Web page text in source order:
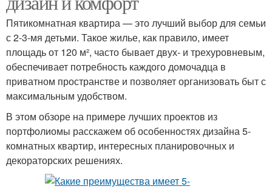
Пятикомнатная квартира — это лучший выбор для семьи
с 2-3-мя детьми. Такое жилье, как правило, имеет
площадь от 120 м², часто бывает двух- и трехуровневым,
обеспечивает потребность каждого домочадца в
приватном пространстве и позволяет организовать быт с
максимальным удобством.
В этом обзоре на примере лучших проектов из
портфолиомы расскажем об особенностях дизайна 5-
комнатных квартир, интересных планировочных и
декораторских решениях.